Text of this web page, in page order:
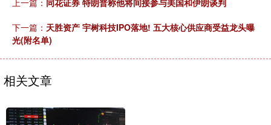
上一篇： 同花证券 特朗普称他将间接参与美国和伊朗谈判
下一篇： 天胜资产 宇树科技IPO落地! 五大核心供应商受益龙头曝
光(附名单)
相关文章